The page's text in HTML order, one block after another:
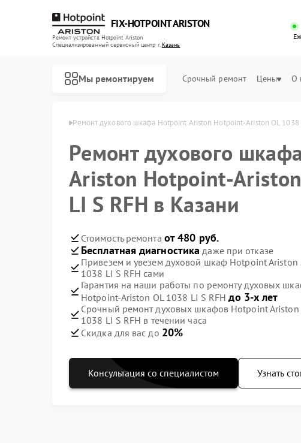
FIX-HOTPOINT ARISTON
Ремонт устройств Hotpoint Ariston
Специализированный cервисный центр г.Казань
Мы ремонтируем Срочный ремонт Цены О
Ariston в Казани Ремонт духового шкафа Hotpoint Ariston Hotpoint-Ariston OL 1038
Ремонт духового
Ariston Hotpoint-
LI S RFH в Казани
Стоимость ремонта от 480 руб.
Бесплатная диагностика даже при отказе
Привезем и увезем духовой шкаф Hotpoint
1038 LI S RFH сами
Гарантия на наши работы по ремонту духовых
Hotpoint-Ariston OL 1038 LI S RFHдо 3-х лет
Срочный ремонт духовых шкафов Hotpoint
1038 LI S RFH в течении часа
Скидка для вас до 20%
Консультация со специалистом Узнать